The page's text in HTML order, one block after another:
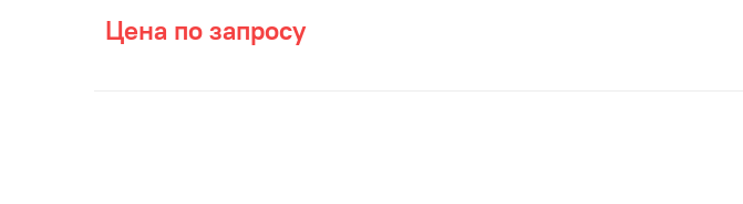
Цена по запросу